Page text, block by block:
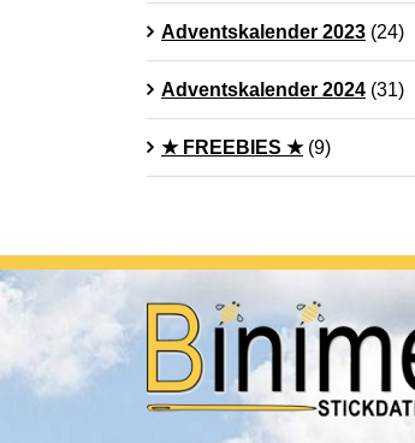
Adventskalender 2023 (24)
Adventskalender 2024 (31)
★ FREEBIES ★ (9)